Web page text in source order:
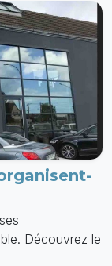
Découvrez le